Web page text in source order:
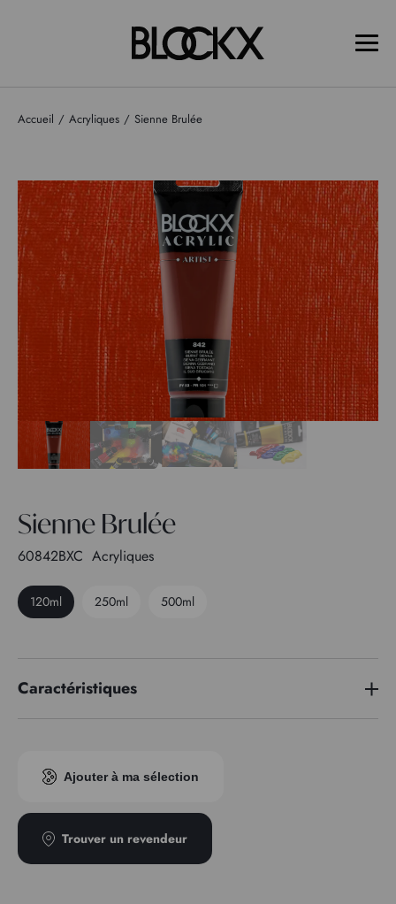
Accueil Acryliques Sienne Brulée
Sienne Brulée
60842BXC Acryliques
120ml 250ml 500ml
Caractéristiques
TransparenceAjouter à ma sélection
Trouver un revendeur